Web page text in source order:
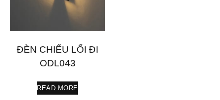
ĐÈN CHIẾU LỐI ĐI
ODL043
READ MORE